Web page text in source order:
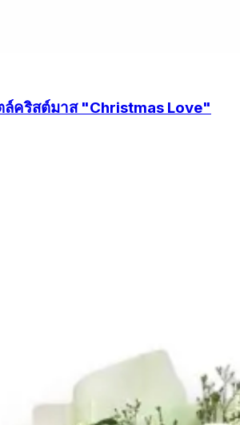
ล์คริสต์มาส "Christmas Love"